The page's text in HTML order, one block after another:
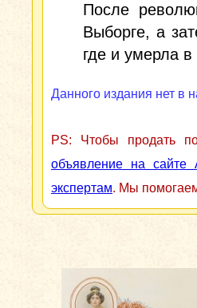
После
Выборге, а
где и умерла
Данного издания нет в
PS: Чтобы продать
объявление на сайте
экспертам. Мы